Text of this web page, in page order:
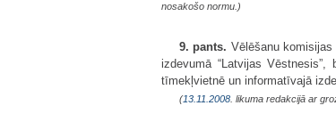
nosakošo normu.)
9. pants. Vēlēšanu
izdevumā “Latvijas
tīmekļvietnē un informatīvajā
(13.11.2008 . likuma redakcijā ar